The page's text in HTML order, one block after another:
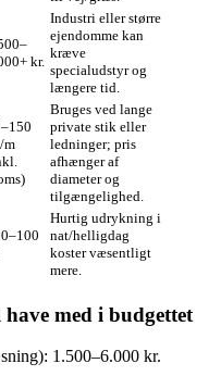
kr.
Industri eller større
ejendomme kan
kræve
specialudstyr og
længere tid.
m
Bruges ved lange
private stik eller
ledninger; pris
afhænger af
diameter og
tilgængelighed.
Hurtig udrykning i
nat/helligdag
koster væsentligt
mere.
med i budgettet
1.500–6.000 kr.